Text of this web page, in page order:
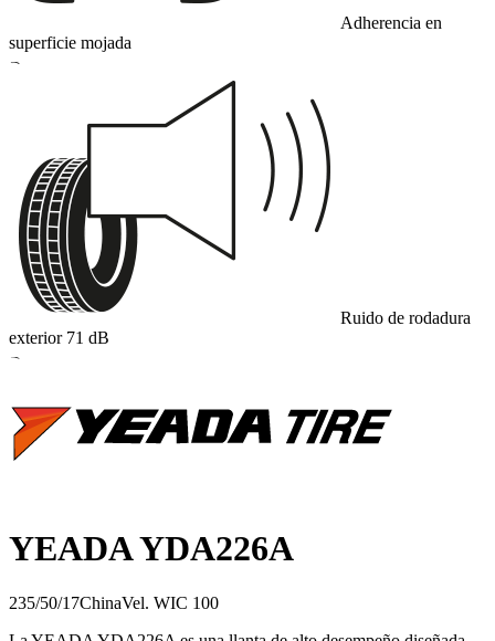
Adherencia en
superficie mojada
B
Ruido de rodadura
exterior 71 dB
B
YEADA YDA226A
235/50/17ChinaVel. WIC 100